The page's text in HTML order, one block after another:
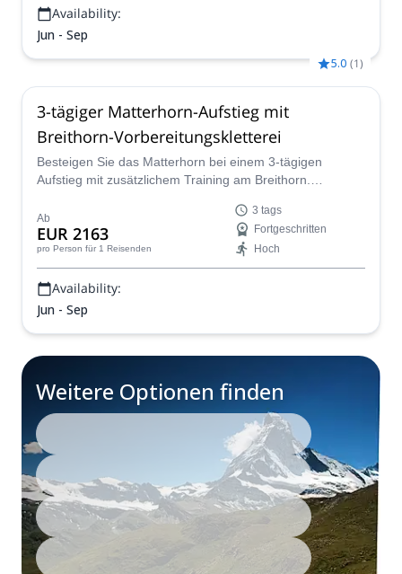
Availability:
Jun - Sep
5.0 (1)
3-tägiger Matterhorn-Aufstieg mit
Breithorn-Vorbereitungskletterei
Besteigen Sie das Matterhorn bei einem 3-tägigen
Aufstieg mit zusätzlichem Training am Breithorn.
einen sicheren Aufstieg zum Gipfel des mächtigen
Matterhorns!
Ab
EUR 2163
pro Person für 1 Reisenden
3 tags
Fortgeschritten
Hoch
Availability:
Jun - Sep
Weitere Optionen finden